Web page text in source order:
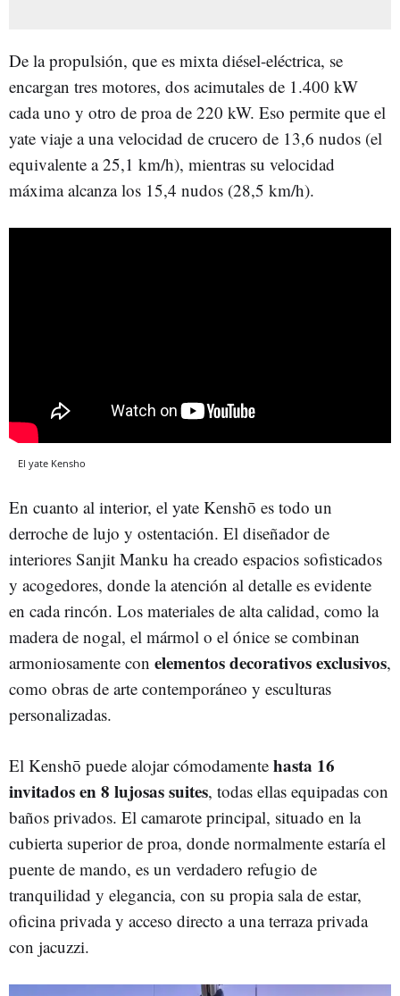
De la propulsión, que es mixta diésel-eléctrica, se
encargan tres motores, dos acimutales de 1.400 kW
cada uno y otro de proa de 220 kW. Eso permite que el
yate viaje a una velocidad de crucero de 13,6 nudos (el
equivalente a 25,1 km/h), mientras su velocidad
máxima alcanza los 15,4 nudos (28,5 km/h).
El yate Kensho
En cuanto al interior, el yate Kenshō es todo un
derroche de lujo y ostentación. El diseñador de
interiores Sanjit Manku ha creado espacios sofisticados
y acogedores, donde la atención al detalle es evidente
en cada rincón. Los materiales de alta calidad, como la
madera de nogal, el mármol o el ónice se combinan
armoniosamente con elementos decorativos exclusivos,
como obras de arte contemporáneo y esculturas
personalizadas.
El Kenshō puede alojar cómodamente hasta 16
invitados en 8 lujosas suites, todas ellas equipadas con
baños privados. El camarote principal, situado en la
cubierta superior de proa, donde normalmente estaría el
puente de mando, es un verdadero refugio de
tranquilidad y elegancia, con su propia sala de estar,
oficina privada y acceso directo a una terraza privada
con jacuzzi.